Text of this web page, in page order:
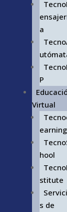
a
P
Virtual
earning
hool
stitute
s de